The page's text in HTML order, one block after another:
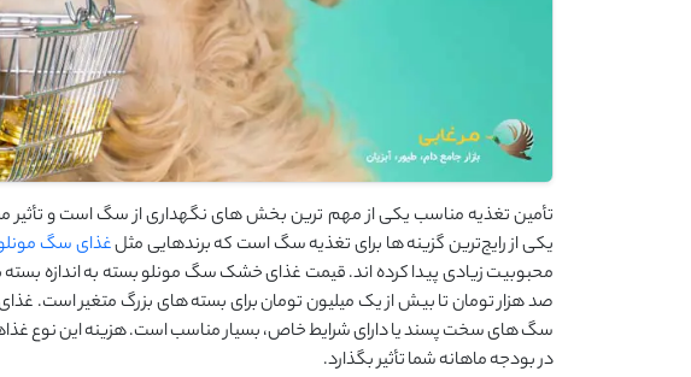
تأمین تغذیه مناسب یکی از مهم ‌ترین بخش‌ های نگهداری از سگ است و تأثیر
یکی از رایج‌ترین گزینه ‌ها برای تغذیه سگ است که برندهایی مثلغذای سگ
محبوبیت زیادی پیدا کرده ‌اند. قیمت غذای خشک سگ مونلو بسته به اندازه
صد هزار تومان تا بیش از یک میلیون تومان برای بسته‌ های بزرگ متغیر است.
سگ ‌های سخت ‌پسند یا دارای شرایط خاص، بسیار مناسب است. هزینه این نوع
در بودجه ماهانه شما تأثیر بگذارد.